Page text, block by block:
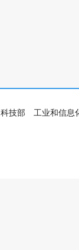
科技部 工业和信息